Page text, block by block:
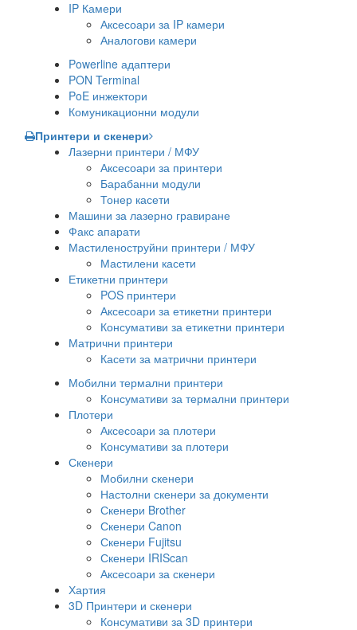
IP Камери
Аксесоари за IP камери
Аналогови камери
Powerline адаптери
PON Terminal
PoE инжектори
Комуникационни модули
Принтери и скенери
Лазерни принтери / МФУ
Аксесоари за принтери
Барабанни модули
Тонер касети
Машини за лазерно гравиране
Факс апарати
Мастиленоструйни принтери / МФУ
Мастилени касети
Етикетни принтери
POS принтери
Аксесоари за етикетни принтери
Консумативи за етикетни принтери
Матрични принтери
Касети за матрични принтери
Мобилни термални принтери
Консумативи за термални принтери
Плотери
Аксесоари за плотери
Консумативи за плотери
Скенери
Мобилни скенери
Настолни скенери за документи
Скенери Brother
Скенери Canon
Скенери Fujitsu
Скенери IRIScan
Аксесоари за скенери
Хартия
3D Принтери и скенери
Консумативи за 3D принтери